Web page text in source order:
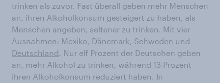
trinken als zuvor. Fast überall geben mehr Menschen
an, ihren Alkoholkonsum gesteigert zu haben, als
Menschen angeben, seltener zu trinken. Mit vier
Ausnahmen: Mexiko, Dänemark, Schweden und
Deutschland. Nur elf Prozent der Deutschen geben
an, mehr Alkohol zu trinken, während 13 Prozent
ihren Alkoholkonsum reduziert haben. In